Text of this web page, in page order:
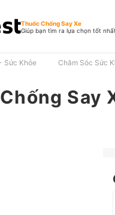
Thuốc Chống Say Xe
Giúp bạn tìm ra lựa chọn tốt nhất
Sức Khỏe Chăm Sóc Sức
Say